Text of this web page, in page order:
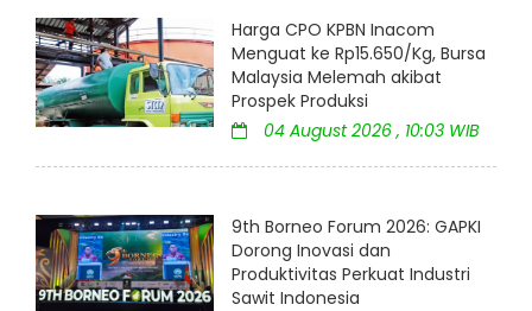
Harga CPO KPBN Inacom
Menguat ke Rp15.650/Kg, Bursa
Malaysia Melemah akibat
Prospek Produksi
04 August 2026 , 10:03 WIB
9th Borneo Forum 2026: GAPKI
Dorong Inovasi dan
Produktivitas Perkuat Industri
Sawit Indonesia